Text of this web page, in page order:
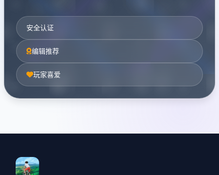
安全认证
编辑推荐
玩家喜爱